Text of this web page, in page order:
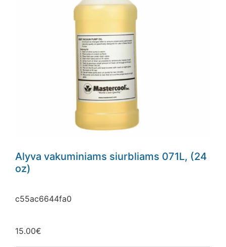
Alyva vakuminiams siurbliams 071L, (24
oz)
c55ac6644fa0
15.00€